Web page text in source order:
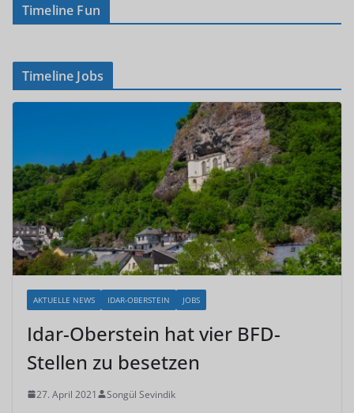
Timeline Fun
Timeline Jobs
AKTUELLE NEWS IDAR-OBERSTEIN JOBS
Idar-Oberstein hat vier BFD-
Stellen zu besetzen
27. April 2021 Songül Sevindik